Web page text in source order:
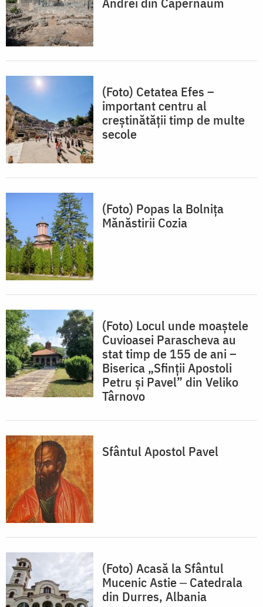
(Foto) Cetatea Efes –
important centru al
creștinătății timp de multe
secole
(Foto) Popas la Bolnița
Mănăstirii Cozia
(Foto) Locul unde moaștele
Cuvioasei Parascheva au
stat timp de 155 de ani –
Biserica „Sfinții Apostoli
Petru și Pavel” din Veliko
Târnovo
Sfântul Apostol Pavel
(Foto) Acasă la Sfântul
Mucenic Astie ‒ Catedrala
din Durres, Albania